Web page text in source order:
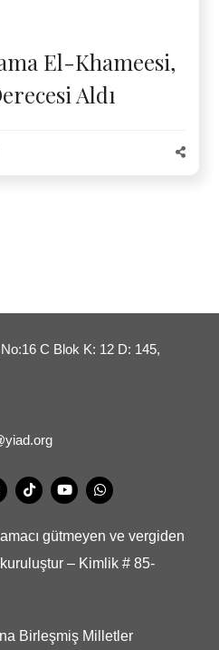
El-Khameesi,
Aldı
C Blok K: 12 D: 145,
gütmeyen ve vergiden
– Kimlik # 85-
Birleşmiş Milletler